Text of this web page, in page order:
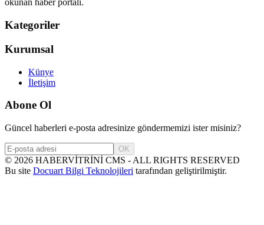
okunan haber portalı.
Kategoriler
Kurumsal
Künye
İletişim
Abone Ol
Güncel haberleri e-posta adresinize göndermemizi ister misiniz?
OK
© 2026 HABERVİTRİNİ CMS - ALL RIGHTS RESERVED
Bu site Docuart Bilgi Teknolojileri tarafından geliştirilmiştir.